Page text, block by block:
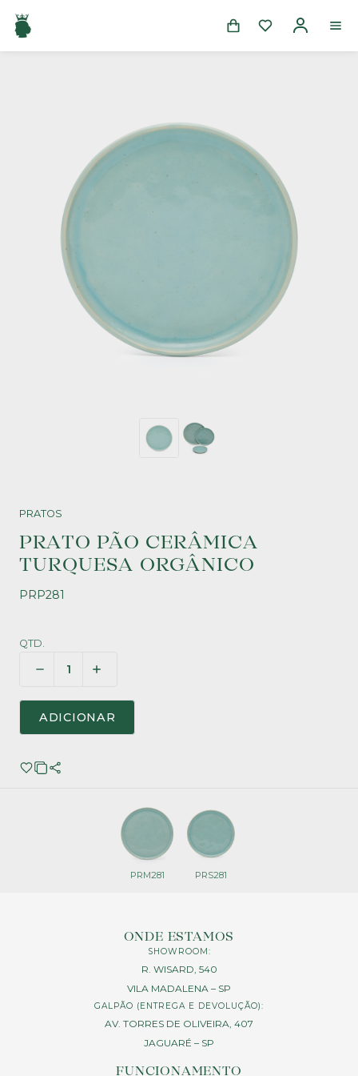
PRATOS
PRATO PÃO CERÂMICA
TURQUESA ORGÂNICO
PRP281
QTD.
ADICIONAR
PRM281 PRS281
ONDE ESTAMOS
SHOWROOM:
R. WISARD, 540
VILA MADALENA – SP
GALPÃO (ENTREGA E DEVOLUÇÃO):
AV. TORRES DE OLIVEIRA, 407
JAGUARÉ – SP
FUNCIONAMENTO